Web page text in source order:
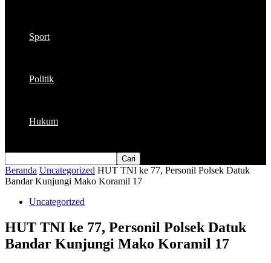
Sport
Politik
Hukum
Beranda Uncategorized HUT TNI ke 77, Personil Polsek Datuk
Bandar Kunjungi Mako Koramil 17
Uncategorized
HUT TNI ke 77, Personil Polsek Datuk
Bandar Kunjungi Mako Koramil 17